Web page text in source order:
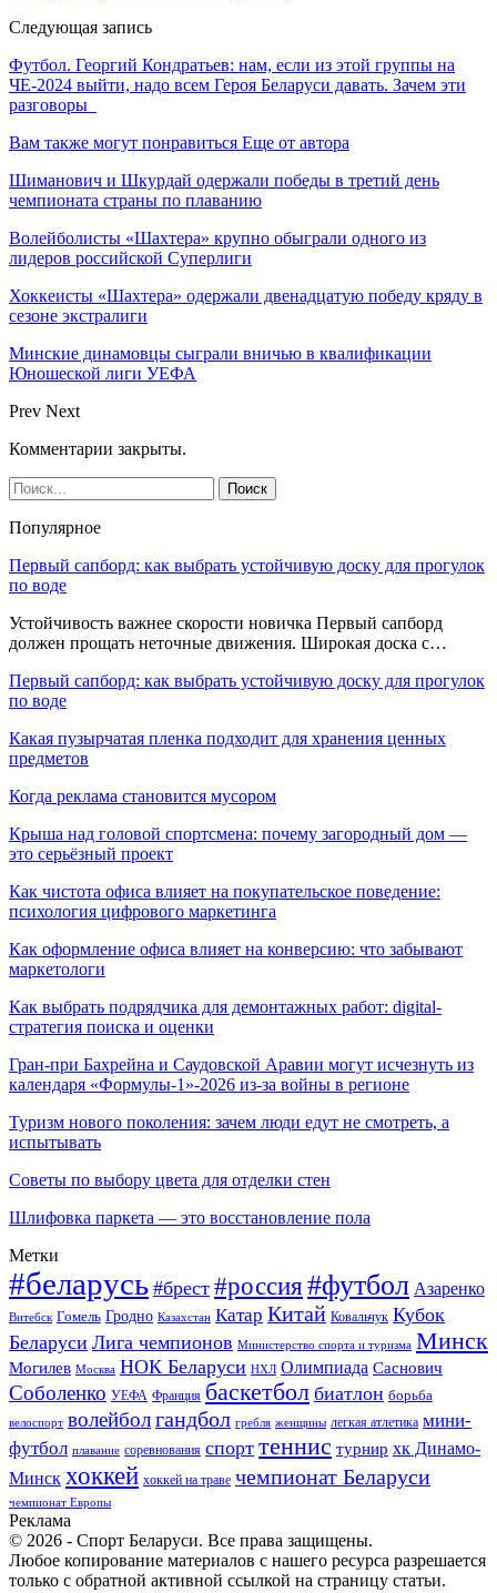
Следующая запись
Футбол. Георгий Кондратьев: нам, если из этой группы на
ЧЕ-2024 выйти, надо всем Героя Беларуси давать. Зачем эти
разговоры
Вам также могут понравиться Еще от автора
Шиманович и Шкурдай одержали победы в третий день
чемпионата страны по плаванию
Волейболисты «Шахтера» крупно обыграли одного из
лидеров российской Суперлиги
Хоккеисты «Шахтера» одержали двенадцатую победу кряду в
сезоне экстралиги
Минские динамовцы сыграли вничью в квалификации
Юношеской лиги УЕФА
Prev Next
Комментарии закрыты.
Популярное
Первый сапборд: как выбрать устойчивую доску для прогулок
по воде
Устойчивость важнее скорости новичка Первый сапборд
должен прощать неточные движения. Широкая доска с…
Первый сапборд: как выбрать устойчивую доску для прогулок
по воде
Какая пузырчатая пленка подходит для хранения ценных
предметов
Когда реклама становится мусором
Крыша над головой спортсмена: почему загородный дом —
это серьёзный проект
Как чистота офиса влияет на покупательское поведение:
психология цифрового маркетинга
Как оформление офиса влияет на конверсию: что забывают
маркетологи
Как выбрать подрядчика для демонтажных работ: digital-
стратегия поиска и оценки
Гран-при Бахрейна и Саудовской Аравии могут исчезнуть из
календаря «Формулы-1»-2026 из-за войны в регионе
Туризм нового поколения: зачем люди едут не смотреть, а
испытывать
Советы по выбору цвета для отделки стен
Шлифовка паркета — это восстановление пола
Метки
#беларусь #брест #россия#футбол Азаренко
Витебск Гомель Гродно Казахстан Катар Китай Ковальчук Кубок
Беларуси Лига чемпионов Министерство спорта и туризма Минск
Могилев Москва НОК Беларуси НХЛ Олимпиада Саснович
Соболенко УЕФА Франция баскетбол биатлон борьба
велоспорт волейболгандбол гребля женщины легкая атлетика мини-
футбол плавание соревнования спорт теннис турнир хк Динамо-
Минск хоккей хоккей на траве чемпионат Беларуси
чемпионат Европы
Реклама
© 2026 - Спорт Беларуси. Все права защищены.
Любое копирование материалов с нашего ресурса разрешается
только с обратной активной ссылкой на страницу статьи.